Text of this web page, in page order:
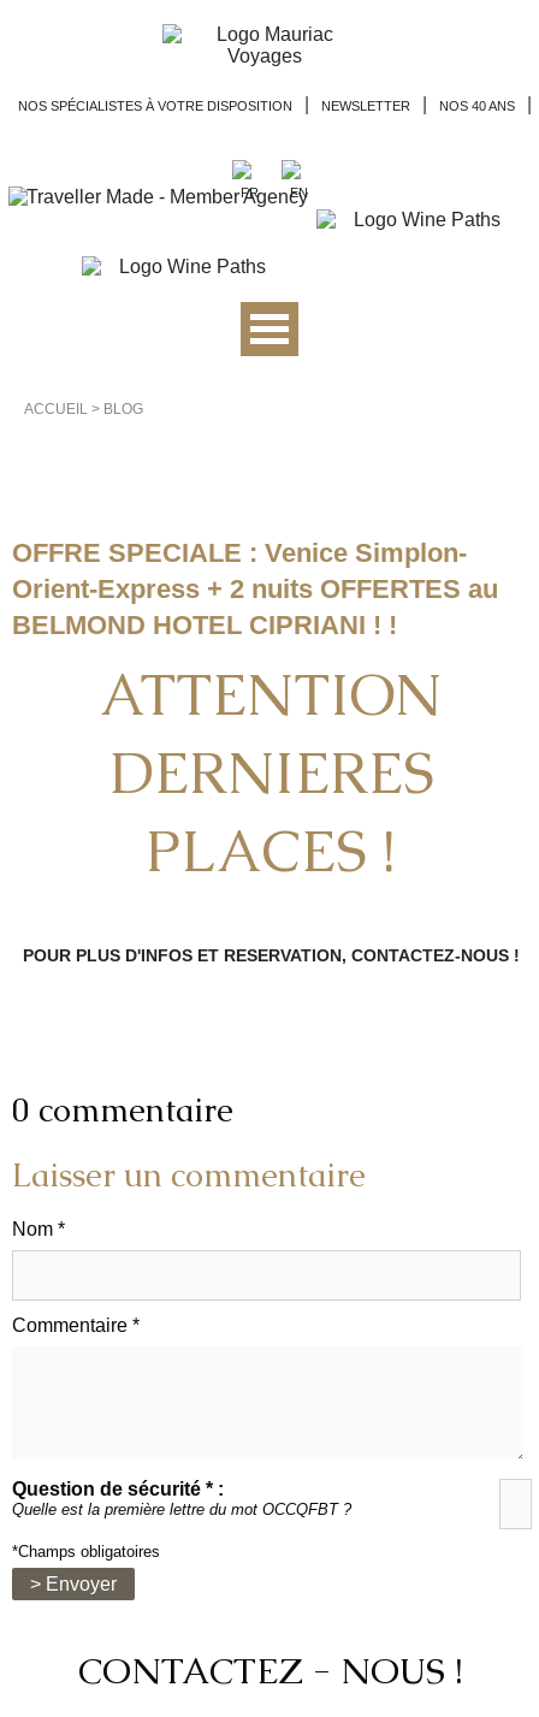
NOS SPÉCIALISTES À VOTRE DISPOSITION NEWSLETTER NOS 40 ANS
ACCUEIL > BLOG
OFFRE SPECIALE : Venice Simplon-
Orient-Express + 2 nuits OFFERTES au
BELMOND HOTEL CIPRIANI ! !
ATTENTION
DERNIERES
PLACES !
POUR PLUS D'INFOS ET RESERVATION, CONTACTEZ-NOUS !
0 commentaire
Laisser un commentaire
Nom *
Commentaire *
Question de sécurité * :
Quelle est la première lettre du mot OCCQFBT ?
*Champs obligatoires
> Envoyer
CONTACTEZ - NOUS !